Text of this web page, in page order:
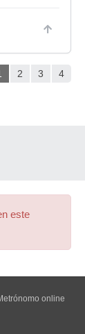
2 3 4
este
online